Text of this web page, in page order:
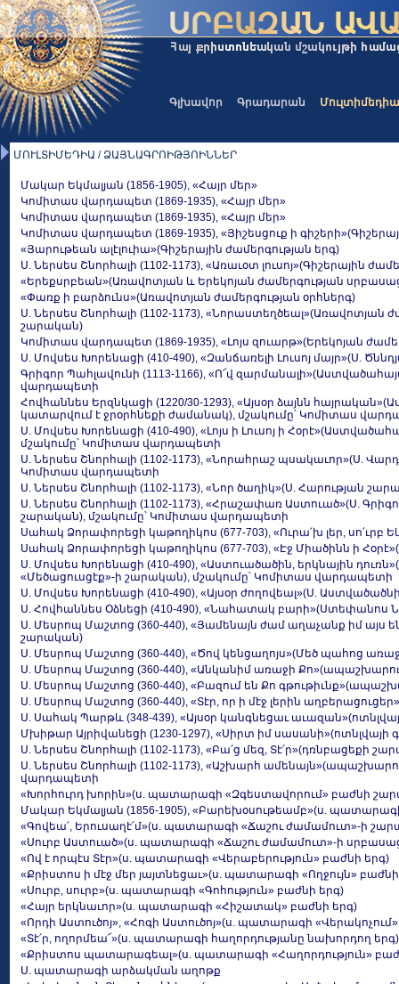
Գլխավոր Գրադարան Մուլտիմեդիա
ՄՈՒԼՏԻՄԵԴԻԱ / ՁԱՅՆԱԳՐՈԻԹՅՈԻՆՆԵՐ
Մակար Եկմալյան (1856-1905), «Հայր մեր»
Կոմիտաս վարդապետ (1869-1935), «Հայր մեր»
Կոմիտաս վարդապետ (1869-1935), «Հայր մեր»
Կոմիտաս վարդապետ (1869-1935), «Յիշեսցուք ի
«Յարութեան ալէլուիա»(Գիշերային ժամերգության երգ)
Ս. Ներսես Շնորհալի (1102-1173), «Առաւօտ լուսոյ»(Գիշերային
«Երեքսրբեան»(Առավոտյան և Երեկոյան ժամերգության
«Փառք ի բարձունս»(Առավոտյան ժամերգության օրհներգ)
Ս. Ներսես Շնորհալի (1102-1173), «Նորաստեղծեալ»(Առավոտյան
շարական)
Կոմիտաս վարդապետ (1869-1935), «Լոյս զուարթ»(Երեկոյան
Ս. Մովսես Խորենացի (410-490), «Զանճառելի Լուսոյ մայր»(Ս.
Գրիգոր Պահլավունի (1113-1166), «Ո՜վ
վարդապետի
Հովհաննես Երզնկացի (1220/30-1293), «Այսօր ձայնն
կատարվում է ջրօրհնեքի ժամանակ), մշակումը՝ Կոմիտաս
Ս. Մովսես Խորենացի (410-490), «Լոյս ի Լուսոյ ի
մշակումը՝ Կոմիտաս վարդապետի
Ս. Ներսես Շնորհալի (1102-1173), «Նորահրաշ պսակաւոր»(Ս.
Կոմիտաս վարդապետի
Ս. Ներսես Շնորհալի (1102-1173), «Նոր ծաղիկ»(Ս. Հարության
Ս. Ներսես Շնորհալի (1102-1173), «Հրաշափառ Աստուած»(Ս.
շարական), մշակումը՝ Կոմիտաս վարդապետի
Սահակ Ձորափորեցի կաթողիկոս (677-703), «Ուրա՛խ լեր,
Սահակ Ձորափորեցի կաթողիկոս (677-703), «Էջ Միածինն ի
Ս. Մովսես Խորենացի (410-490), «Աստուածածին, երկնային
«Մեծացուսցէք»-ի շարական), մշակումը՝ Կոմիտաս վարդապետի
Ս. Մովսես Խորենացի (410-490), «Այսօր ժողովեալ»(Ս.
Ս. Հովհաննես Օձնեցի (410-490), «Նահատակ
Ս. Մեսրոպ Մաշտոց (360-440), «Յամենայն ժամ աղաչանք իմ
շարական)
Ս. Մեսրոպ Մաշտոց (360-440), «Ծով կենցաղոյս»(Մեծ պահոց
Ս. Մեսրոպ Մաշտոց (360-440), «Անկանիմ առաջի
Ս. Մեսրոպ Մաշտոց (360-440), «Բազում են Քո
Ս. Մեսրոպ Մաշտոց (360-440), «Տէր, որ ի մէջ լերին
Ս. Սահակ Պարթև (348-439), «Այսօր կանգնեցաւ
Մխիթար Այրիվանեցի (1230-1297), «Սիրտ իմ սասանի»(ոտնլվայի
Ս. Ներսես Շնորհալի (1102-1173), «Բա՛ց մեզ, Տէ՛ր»(դռնբացեքի
Ս. Ներսես Շնորհալի (1102-1173), «Աշխարհ
վարդապետի
«Խորհուրդ խորին»(ս. պատարագի «Զգեստավորում» բաժնի
Մակար Եկմալյան (1856-1905), «Բարեխօսութեամբ»(ս.
«Գովեա՛, Երուսաղէ՛մ»(ս. պատարագի «Ճաշու ժամամուտ»-ի
«Սուրբ Աստուած»(ս. պատարագի «Ճաշու ժամամուտ»-ի
«Ով է որպէս Տէր»(ս. պատարագի «Վերաբերություն» բաժնի երգ)
«Քրիստոս ի մէջ մեր յայտնեցաւ»(ս. պատարագի «Ողջույն»
«Սուրբ, սուրբ»(ս. պատարագի «Գոհություն» բաժնի երգ)
«Հայր երկնաւոր»(ս. պատարագի «Հիշատակ» բաժնի երգ)
«Որդի Աստուծոյ», «Հոգի Աստուծոյ»(ս. պատարագի
«Տէ՛ր, ողորմեա՜»(ս. պատարագի հաղորդությանը նախորդող երգ)
«Քրիստոս պատարագեալ»(ս. պատարագի «Հաղորդություն»
Ս. պատարագի արձակման աղոթք